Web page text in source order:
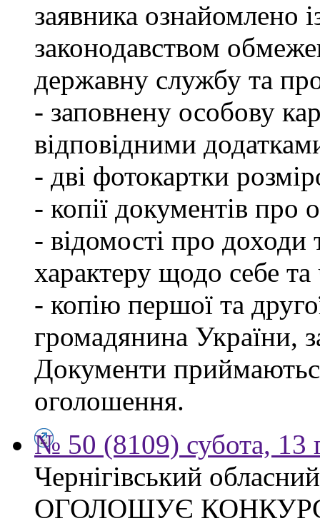
заявника ознайомлено
законодавством
державну службу та
- заповнену особову
відповідними
- дві фотокартки
- копії документів про
- відомості про доходи
характеру щодо себе та
- копію першої та
громадянина України,
Документи
оголошення.
№ 50 (8109) субота, 13
Чернігівський
ОГОЛОШУЄ